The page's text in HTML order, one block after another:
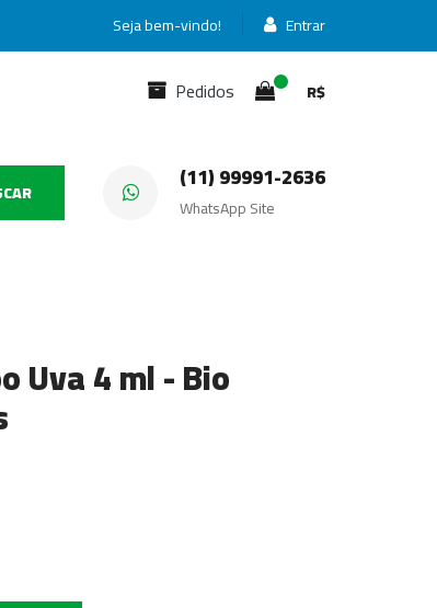
Seja bem-vindo! Entrar
Pedidos R$
(11) 99991-2636
WhatsApp Site
Uva 4 ml - Bio